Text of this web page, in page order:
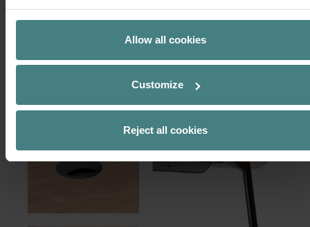
Allow all cookies
Customize
Reject all cookies
Electrificación
través de la pata de la mesa (en todas las
variantes con patas)
Bandeja de cables continua y abatible
(disponible en todos los colores epoxi)